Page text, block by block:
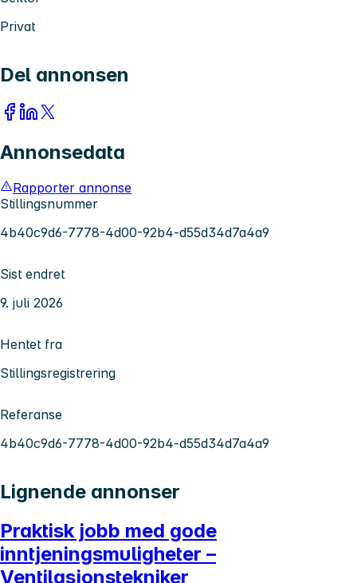
Privat
Del annonsen
Annonsedata
Rapporter annonse
Stillingsnummer
4b40c9d6-7778-4d00-92b4-d55d34d7a4a9
Sist endret
9. juli 2026
Hentet fra
Stillingsregistrering
Referanse
4b40c9d6-7778-4d00-92b4-d55d34d7a4a9
Lignende annonser
Praktisk jobb med gode
inntjeningsmuligheter –
Ventilasjonstekniker